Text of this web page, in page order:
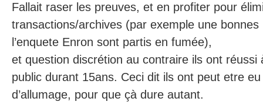
Fallait raser les preuves, et en profiter pour
transactions/archives (par exemple une
l’enquete Enron sont partis en fumée),
et question discrétion au contraire ils ont réussi
public durant 15ans. Ceci dit ils ont peut etre
d’allumage, pour que çà dure autant.